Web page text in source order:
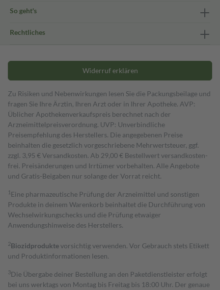
So geht's
Rechtliches
Widerruf erklären
Zu Risiken und Nebenwirkungen lesen Sie die Packungsbeilage und
fragen Sie Ihre Ärztin, Ihren Arzt oder in Ihrer Apotheke. AVP:
Üblicher Apothekenverkaufspreis berechnet nach der
Arzneimittelpreisverordnung. UVP: Unverbindliche
Preisempfehlung des Herstellers. Die angegebenen Preise
beinhalten die gesetzlich vorgeschriebene Mehrwertsteuer, ggf.
zzgl. 3,95 € Versandkosten. Ab 29,00 € Bestell­wert versand­kosten­
frei. Preisänderungen und Irrtümer vorbehalten. Alle Angebote
und Gratis-Beigaben nur solange der Vorrat reicht.
1 Eine pharmazeutische Prüfung der Arzneimittel und sonstigen
Produkte in deinem Warenkorb beinhaltet die Durchführung von
Wechselwirkungschecks und die Prüfung etwaiger
Anwendungshinweise des Herstellers.
2Biozidproduktevorsichtig verwenden. Vor Gebrauch stets Etikett
und Produktinformationen lesen.
3Die Übergabe deiner Bestellung an den Paketdienstleister erfolgt
bei uns werktags von Montag bis Freitag bis 18:00 Uhr. Der genaue